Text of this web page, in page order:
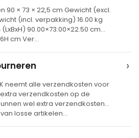
90 × 73 × 22,5 cm Gewicht (excl.
(incl. verpakking) 16.00 kg
90.00×73.00×22.50 cm
cm Ver…
›
neemt alle verzendkosten voor
verzendkosten op de
wel extra verzendkosten
losse artikelen…